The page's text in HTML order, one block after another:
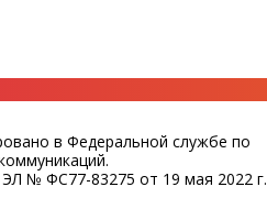
в Федеральной службе по
№ ФС77-83275 от 19 мая 2022 г.